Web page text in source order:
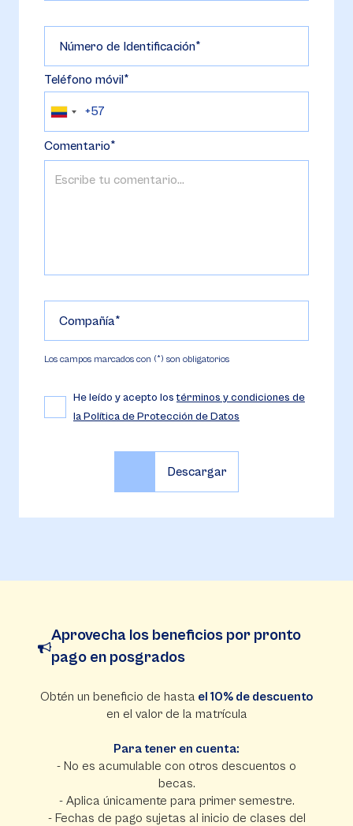
Número de Identificación
Teléfono móvil
Comentario
Compañía
Los campos marcados con (*) son obligatorios
He leído y acepto lostérminos y condiciones de
la Política de Protección de Datos
Aprovecha los beneficios por pronto
pago en posgrados
Obtén un beneficio de hasta el 10% de descuento
en el valor de la matrícula
Para tener en cuenta:
- No es acumulable con otros descuentos o
becas.
- Aplica únicamente para primer semestre.
- Fechas de pago sujetas al inicio de clases del